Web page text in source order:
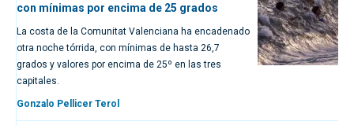
con mínimas por encima de 25 grados
La costa de la Comunitat Valenciana ha encadenado
otra noche tórrida, con mínimas de hasta 26,7
grados y valores por encima de 25º en las tres
capitales.
Gonzalo Pellicer Terol